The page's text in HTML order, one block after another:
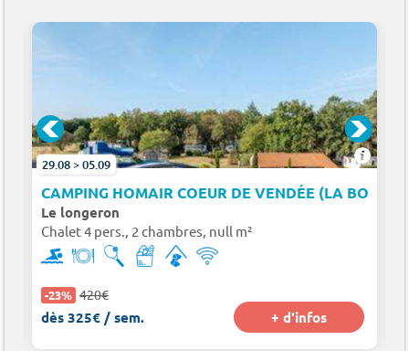
SUR-LAYON À 3 KM)
29.08 > 05.09
CAMPING HOMAIR COEUR DE VENDÉE (LA
Le longeron
Chalet 4 pers., 2 chambres, null m²
-23% 420€
dès 325€ / sem. + d'infos